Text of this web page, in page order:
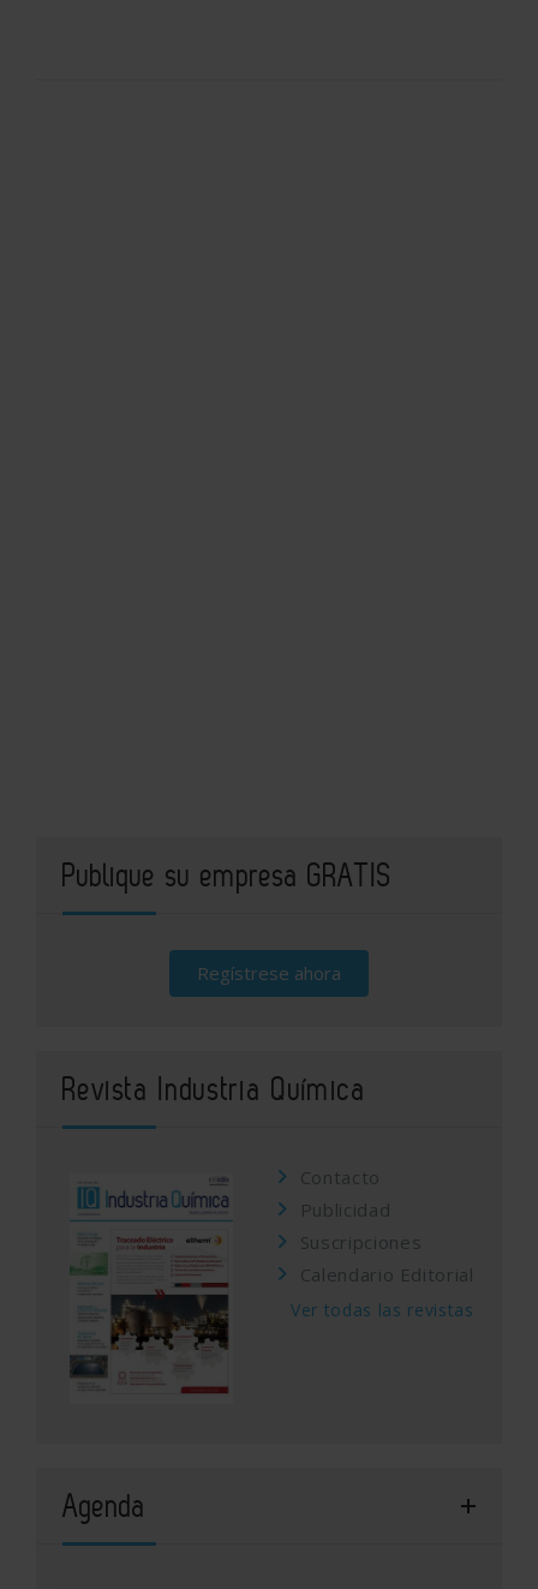
Publique su empresa GRATIS
Regístrese ahora
Revista Industria Química
Contacto
Publicidad
Suscripciones
Calendario Editorial
Ver todas las revistas
Agenda